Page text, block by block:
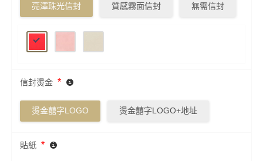
亮澤珠光信封 質感霧面信封 無需信封
信封燙金 *
燙金囍字LOGO 燙金囍字LOGO+地址
貼紙 *